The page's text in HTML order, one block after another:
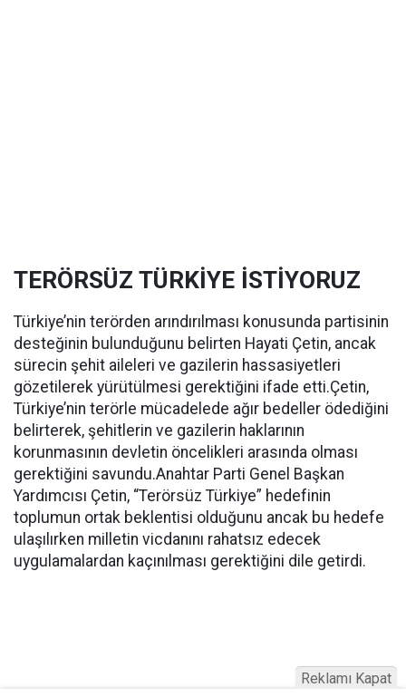
TERÖRSÜZ TÜRKİYE İSTİYORUZ
Türkiye’nin terörden arındırılması konusunda partisinin
desteğinin bulunduğunu belirten Hayati Çetin, ancak
sürecin şehit aileleri ve gazilerin hassasiyetleri
gözetilerek yürütülmesi gerektiğini ifade etti.Çetin,
Türkiye’nin terörle mücadelede ağır bedeller ödediğini
belirterek, şehitlerin ve gazilerin haklarının
korunmasının devletin öncelikleri arasında olması
gerektiğini savundu.Anahtar Parti Genel Başkan
Yardımcısı Çetin, “Terörsüz Türkiye” hedefinin
toplumun ortak beklentisi olduğunu ancak bu hedefe
ulaşılırken milletin vicdanını rahatsız edecek
uygulamalardan kaçınılması gerektiğini dile getirdi.
Reklamı Kapat